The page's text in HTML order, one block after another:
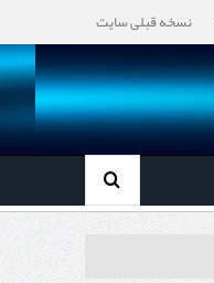
نسخه قبلی سایت